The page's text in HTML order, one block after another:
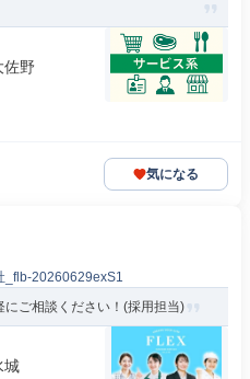
佐野
気になる
_flb-20260629exS1
ご相談ください！(採用担当)
城